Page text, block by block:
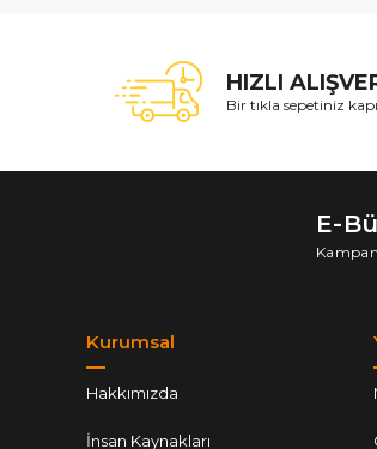
HIZLI
Bir tıkla sepetiniz
E-
Kurumsal
Hakkımızda
İnsan Kaynakları